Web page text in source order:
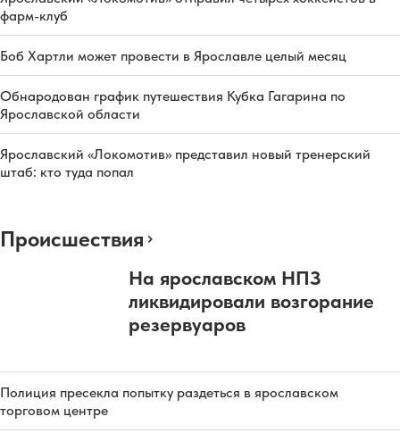
фарм-клуб
Боб Хартли может провести в Ярославле целый месяц
Обнародован график путешествия Кубка Гагарина по
Ярославской области
Ярославский «Локомотив» представил новый тренерский
штаб: кто туда попал
Происшествия
На ярославском НПЗ
ликвидировали возгорание
резервуаров
Полиция пресекла попытку раздеться в ярославском
торговом центре